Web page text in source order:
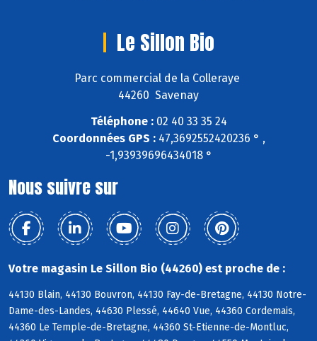
Le Sillon Bio
Parc commercial de la Colleraye
44260 Savenay
Téléphone :02 40 33 35 24
Coordonnées GPS :47,3692552420236 ° ,
-1,93939696434018 °
Nous suivre sur
Votre magasin Le Sillon Bio (44260) est proche de :
44130 Blain, 44130 Bouvron, 44130 Fay-de-Bretagne, 44130 Notre-
Dame-des-Landes, 44630 Plessé, 44640 Vue, 44360 Cordemais,
44360 Le Temple-de-Bretagne, 44360 St-Etienne-de-Montluc,